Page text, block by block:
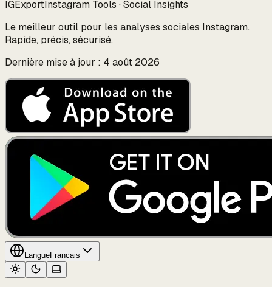
IGExportInstagram Tools · Social Insights
Le meilleur outil pour les analyses sociales Instagram.
Rapide, précis, sécurisé.
Dernière mise à jour : 4 août 2026
LangueFrancais